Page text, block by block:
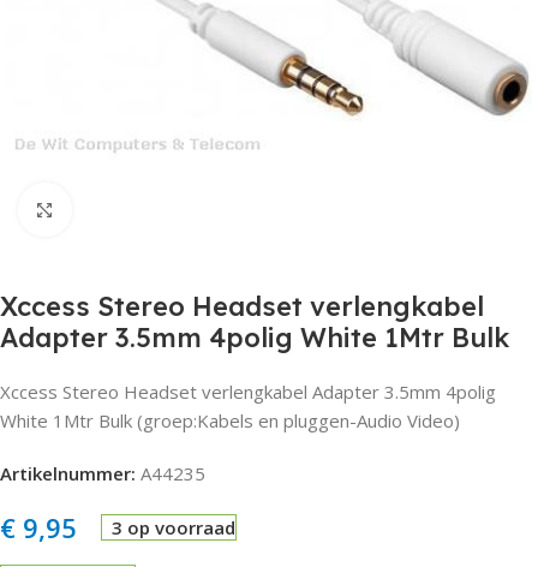
Xccess Stereo Headset verlengkabel
Adapter 3.5mm 4polig White 1Mtr Bulk
Xccess Stereo Headset verlengkabel Adapter 3.5mm 4polig
White 1Mtr Bulk (groep:Kabels en pluggen-Audio Video)
Artikelnummer: A44235
€ 9,95 3 op voorraad